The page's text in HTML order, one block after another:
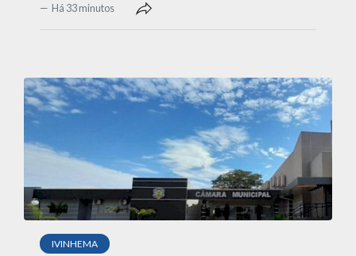
Há 33 minutos
IVINHEMA